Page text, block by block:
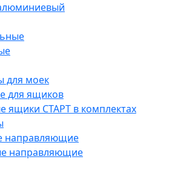
для моек
для ящиков
ящики СТАРТ в комплектах
направляющие
направляющие